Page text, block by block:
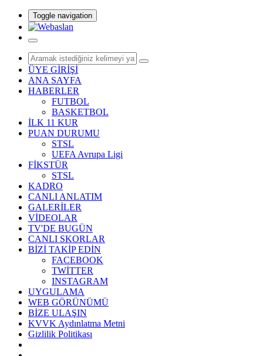
Toggle navigation
ÜYE GİRİŞİ
ANA SAYFA
HABERLER
FUTBOL
BASKETBOL
İLK 11 KUR
PUAN DURUMU
STSL
UEFA Avrupa Ligi
FİKSTÜR
STSL
KADRO
CANLI ANLATIM
GALERİLER
VİDEOLAR
TV'DE BUGÜN
CANLI SKORLAR
BİZİ TAKİP EDİN
FACEBOOK
TWİTTER
INSTAGRAM
UYGULAMA
WEB GÖRÜNÜMÜ
BİZE ULAŞIN
KVVK Aydınlatma Metni
Gizlilik Politikası